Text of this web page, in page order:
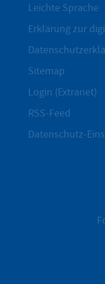
Leichte Sprache
Erklärung zur
Sitemap
Login (Extranet)
RSS-Feed
Datenschutz-